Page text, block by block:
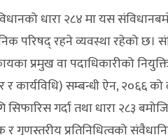
धारा २८४ मा यस
परिषद् रहने व्यवस्था रहेको छ।
प्रमुख वा पदाधिकारीको
र कार्यविधि) सम्बन्धी ऐन, २०६६
सिफारिस गर्दा तथा धारा २८३
गुणस्तरीय प्रतिनिधित्वको